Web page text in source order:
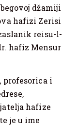
džamiji
hafizi Zerisi
reisu-l-
hafiz Mensur
profesorica i
hafize
je u ime